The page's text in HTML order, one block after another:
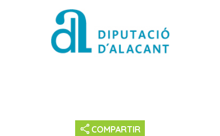
share COMPARTIR